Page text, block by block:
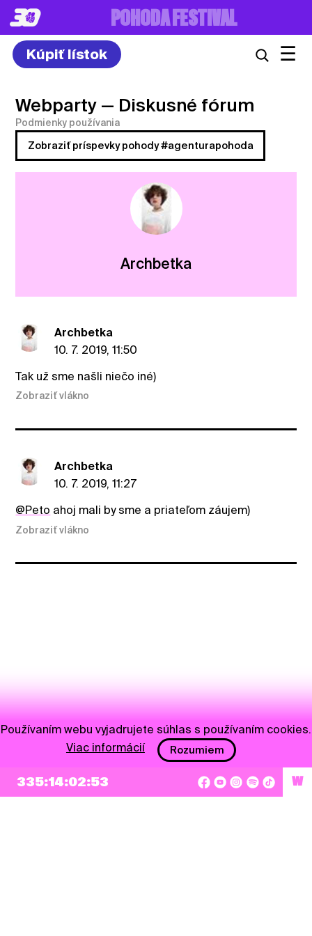
POHODA FESTIVAL
Kúpiť lístok ☰
Webparty — Diskusné fórum
Podmienky používania
Zobraziť príspevky pohody #agenturapohoda
Archbetka
Archbetka
10. 7. 2019, 11:50
Tak už sme našli niečo iné)
Zobraziť vlákno
Archbetka
10. 7. 2019, 11:27
@Peto ahoj mali by sme a priateľom záujem)
Zobraziť vlákno
335:14:02:53 W
Používaním webu vyjadrujete súhlas s používaním cookies.
Viac informácií
Rozumiem